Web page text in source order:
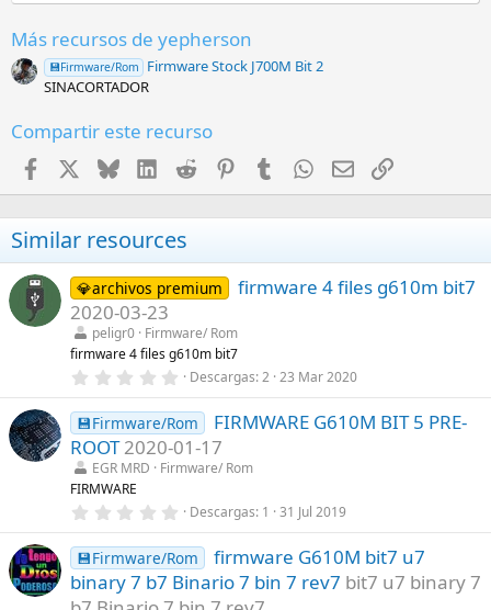
l
l
a
(
)
Más recursos de yepherson
💾Firmware/Rom
Firmware Stock J700M Bit 2
SINACORTADOR
Compartir este recurso
Facebook BlueskyLinkedInReddit PinterestTumblr WhatsApp
EmailEnlace
Similar resources
💎archivos premium
firmware 4 files g610m bit7
2020-03-23
peligr0 Firmware/ Rom
firmware 4 files g610m bit7
0
0
e
s
t
l
a
(
s
)
Descargas 2 23 Mar 2020
💾Firmware/Rom
FIRMWARE G610M BIT 5 PRE-
ROOT 2020-01-17
EGR MRD
Firmware/ Rom
FIRMWARE
0
0
e
s
t
Descargas 1 31 Jul 2019
💾Firmware/Rom
firmware G610M bit7 u7
binary 7 b7 Binario 7 bin 7 rev7 bit7 u7 binary 7